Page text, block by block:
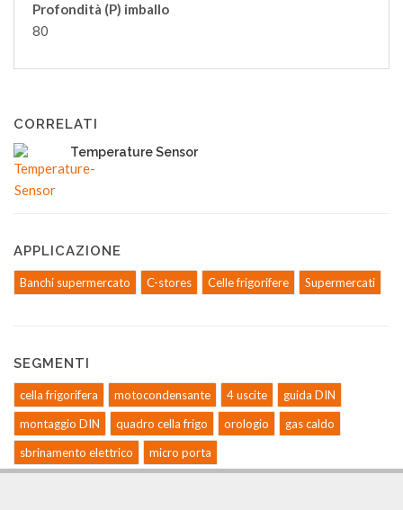
Profondità (P) imballo
80
CORRELATI
Temperature Sensor
APPLICAZIONE
Banchi supermercato C-stores Celle frigorifere Supermercati
SEGMENTI
cella frigorifera motocondensante 4 uscite
guida DIN
montaggio DIN
quadro cella frigo orologio
gas caldo
sbrinamento elettrico
micro porta